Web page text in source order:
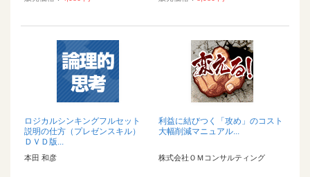
ロジカルシンキングフルセット
説明の仕方（プレゼンスキル）
ＤＶＤ版...
本田 和彦
利益に結びつく「攻め」のコスト
大幅削減マニュアル...
株式会社ＯＭコンサルティング